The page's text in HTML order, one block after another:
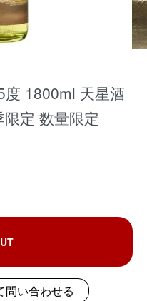
1800ml 天星酒
定 数量限定
問い合わせる